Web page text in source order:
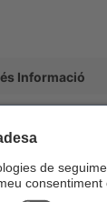
Informació
Platform